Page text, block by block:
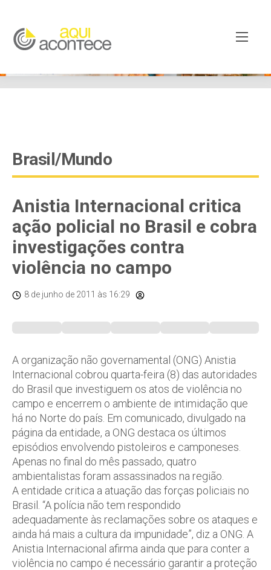
googleb82de9a22cec23e8.html
Brasil/Mundo
Anistia Internacional critica
ação policial no Brasil e cobra
investigações contra
violência no campo
8 de junho de 2011 às 16:29
A organização não governamental (ONG) Anistia
Internacional cobrou quarta-feira (8) das autoridades
do Brasil que investiguem os atos de violência no
campo e encerrem o ambiente de intimidação que
há no Norte do país. Em comunicado, divulgado na
página da entidade, a ONG destaca os últimos
episódios envolvendo pistoleiros e camponeses.
Apenas no final do mês passado, quatro
ambientalistas foram assassinados na região.
A entidade critica a atuação das forças policiais no
Brasil. “A polícia não tem respondido
adequadamente às reclamações sobre os ataques e
ainda há mais a cultura da impunidade”, diz a ONG. A
Anistia Internacional afirma ainda que para conter a
violência no campo é necessário garantir a proteção